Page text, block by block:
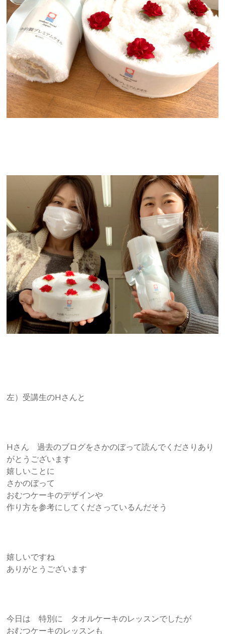
左）受講生のHさんと
Hさん 過去のブログをさかのぼって読んでくださりあり
がとうございます
嬉しいことに
さかのぼって
おむつケーキのデザインや
作り方を参考にしてくださっているんだそう
嬉しいですね
ありがとうございます
今日は 特別に タオルケーキのレッスンでしたが
おむつケーキのレッスンも